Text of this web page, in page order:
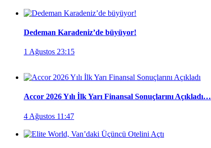
Dedeman Karadeniz’de büyüyor!
1 Ağustos 23:15
Accor 2026 Yılı İlk Yarı Finansal Sonuçlarını Açıkladı…
4 Ağustos 11:47